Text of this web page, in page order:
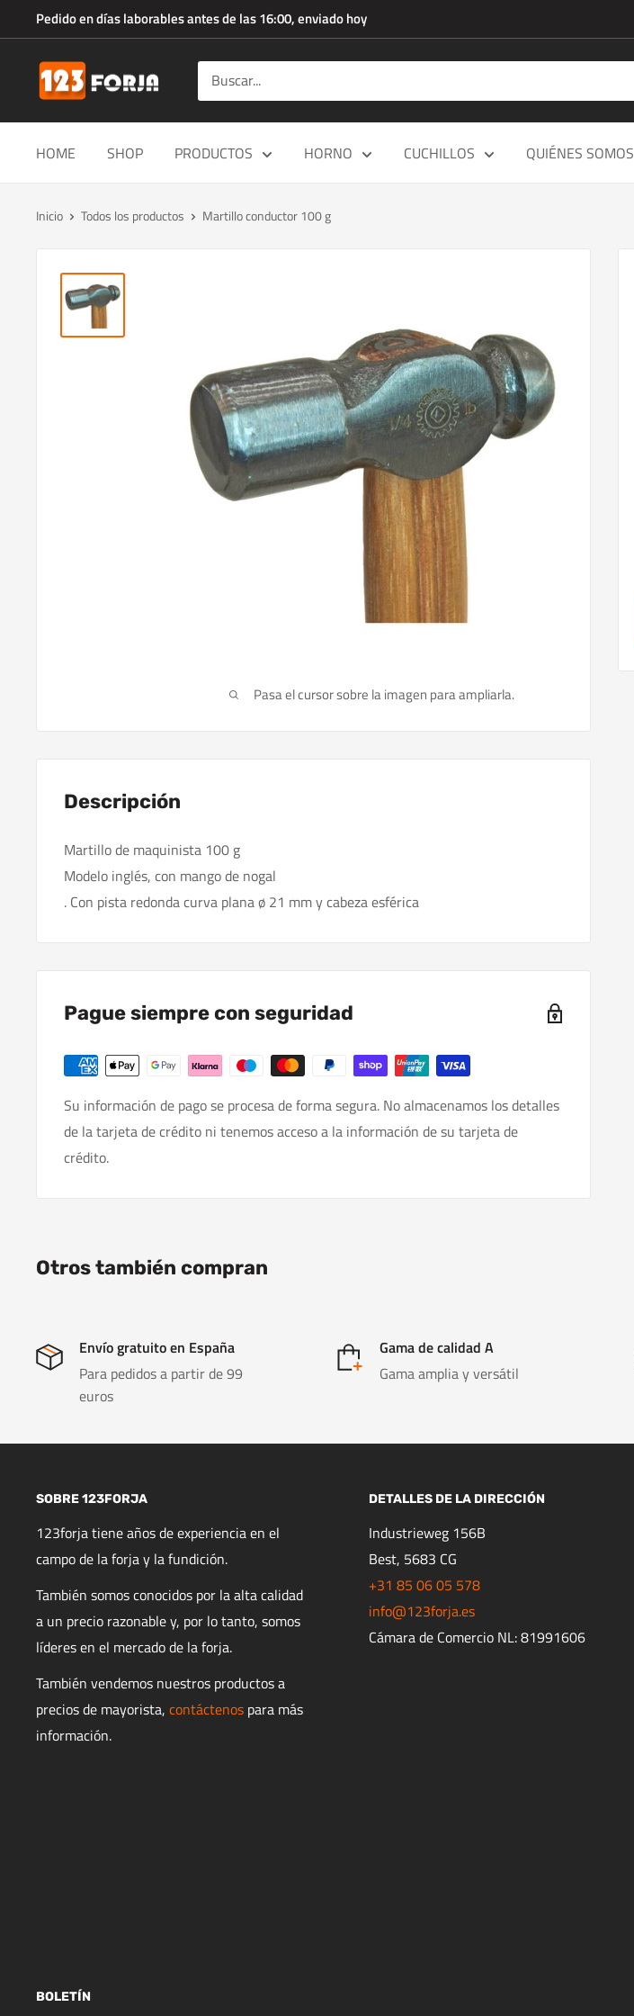
directamente
contenido
Pedido en días laborables antes de las 16:00, enviado hoy
123forja.es
HOME SHOP PRODUCTOS HORNO CUCHILLOS QUIÉNES SOMOS
Inicio Todos los productos Martillo conductor 100 g
Pasa el cursor sobre la imagen para ampliarla.
Descripción
Martillo de maquinista 100 g
Modelo inglés, con mango de nogal
. Con pista redonda curva plana ø 21 mm y cabeza esférica
Pague siempre con seguridad
Su información de pago se procesa de forma segura. No almacenamos los detalles
de la tarjeta de crédito ni tenemos acceso a la información de su tarjeta de
crédito.
Otros también compran
Envío gratuito en España
Para pedidos a partir de 99
euros
Gama de calidad A
Gama amplia y versátil
SOBRE 123FORJA
123forja tiene años de experiencia en el
campo de la forja y la fundición.
También somos conocidos por la alta calidad
a un precio razonable y, por lo tanto, somos
líderes en el mercado de la forja.
También vendemos nuestros productos a
precios de mayorista, contáctenos para más
información.
DETALLES DE LA DIRECCIÓN
Industrieweg 156B
Best, 5683 CG
+31 85 06 05 578
info@123forja.es
Cámara de Comercio NL: 81991606
BOLETÍN